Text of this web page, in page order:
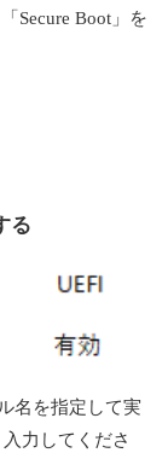
Secure Boot」を
る
名を指定して実
力してくださ